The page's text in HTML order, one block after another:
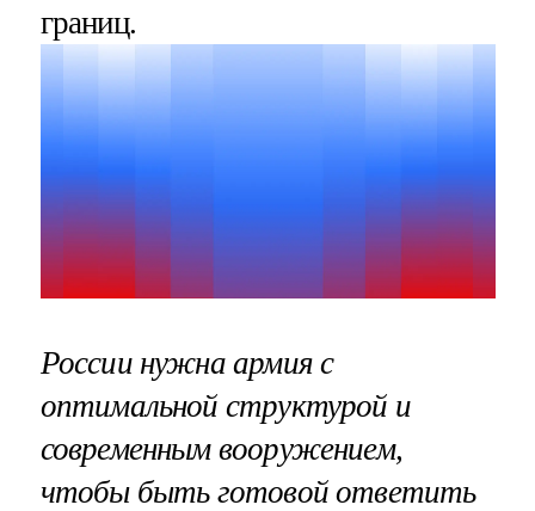
границ.
России нужна армия с
оптимальной структурой и
современным вооружением,
чтобы быть готовой ответить